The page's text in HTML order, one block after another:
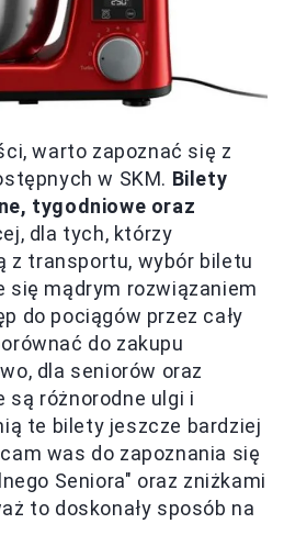
warto zapoznać się z
w SKM. Bilety
tygodniowe oraz
dla tych, którzy
z transportu, wybór biletu
się mądrym rozwiązaniem
do pociągów przez cały
do zakupu
dla seniorów oraz
różnorodne ulgi i
te bilety jeszcze bardziej
was do zapoznania się
Seniora" oraz zniżkami
to doskonały sposób na